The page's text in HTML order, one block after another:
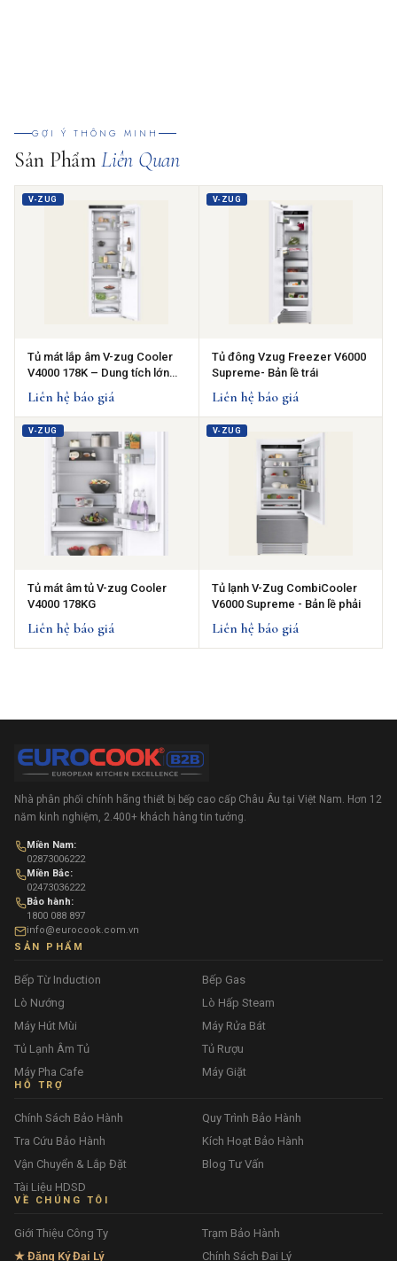
GỢI Ý THÔNG MINH
Sản PhẩmLiên Quan
V-ZUG
Tủ mát lắp âm V-zug Cooler
V4000 178K – Dung tích lớn
296 lít
Liên hệ báo giá
V-ZUG
Tủ đông Vzug Freezer V6000
Supreme- Bản lề trái
Liên hệ báo giá
V-ZUG
Tủ mát âm tủ V-zug Cooler
V4000 178KG
Liên hệ báo giá
V-ZUG
Tủ lạnh V-Zug CombiCooler
V6000 Supreme - Bản lề phải
Liên hệ báo giá
Nhà phân phối chính hãng thiết bị bếp cao cấp Châu Âu tại Việt Nam. Hơn 12
năm kinh nghiệm, 2.400+ khách hàng tin tưởng.
Miền Nam:
02873006222
Miền Bắc:
02473036222
Bảo hành:
1800 088 897
info@eurocook.com.vn
SẢN PHẨM
Bếp Từ Induction
Bếp Gas
Lò Nướng
Lò Hấp Steam
Máy Hút Mùi
Máy Rửa Bát
Tủ Lạnh Âm Tủ
Tủ Rượu
Máy Pha Cafe
Máy Giặt
HỖ TRỢ
Chính Sách Bảo Hành
Quy Trình Bảo Hành
Tra Cứu Bảo Hành
Kích Hoạt Bảo Hành
Vận Chuyển & Lắp Đặt
Blog Tư Vấn
Tài Liệu HDSD
VỀ CHÚNG TÔI
Giới Thiệu Công Ty
Trạm Bảo Hành
★ Đăng Ký Đại Lý
Chính Sách Đại Lý